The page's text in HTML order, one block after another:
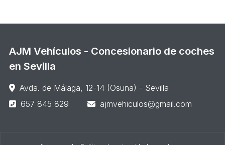
AJM Vehículos - Concesionario de coches
en Sevilla
Avda. de Málaga, 12-14 (Osuna) - Sevilla
657 845 829
ajmvehiculos@gmail.com